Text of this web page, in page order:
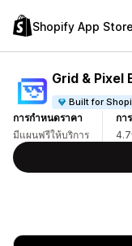
Shopify App Store
Grid & Pixel
Built for
การกำหนดราคา
มีแผนฟรีให้บริการ
กา
4.7